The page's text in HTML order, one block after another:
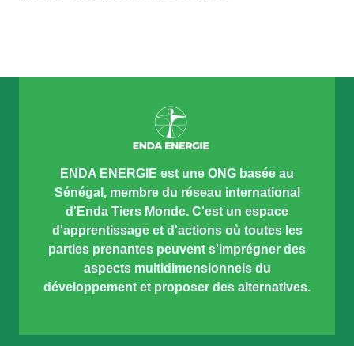
ENDA ENERGIE est une ONG basée au
Sénégal, membre du réseau international
d'Enda Tiers Monde. C'est un espace
d'apprentissage et d'actions où toutes les
parties prenantes peuvent s'imprégner des
aspects multidimensionnels du
développement et proposer des alternatives.